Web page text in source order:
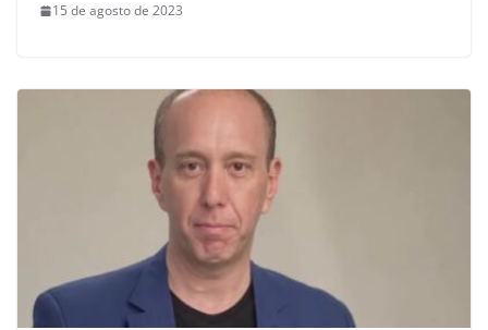
15 de agosto de 2023